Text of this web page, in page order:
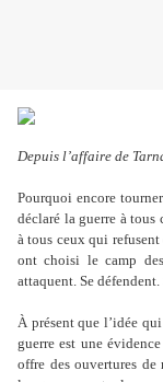
Depuis l’affaire de
Pourquoi encore
déclaré la guerre à
à tous ceux qui
ont choisi le camp
attaquent. Se défendent.
À présent que l’idée
guerre est une
offre des ouvertures